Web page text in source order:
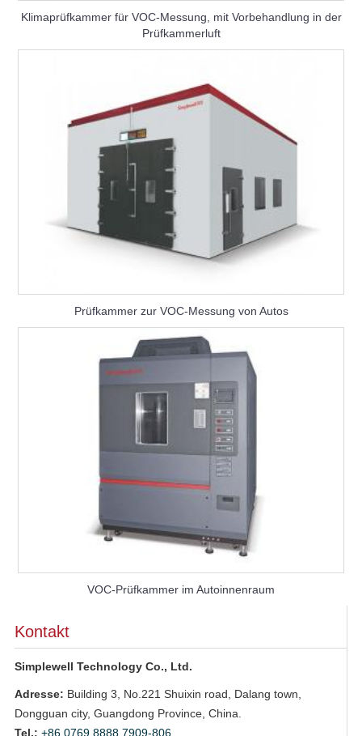
Klimaprüfkammer für VOC-Messung, mit Vorbehandlung in der
Prüfkammerluft
Prüfkammer zur VOC-Messung von Autos
VOC-Prüfkammer im Autoinnenraum
Kontakt
Simplewell Technology Co., Ltd.
Adresse: Building 3, No.221 Shuixin road, Dalang town,
Dongguan city, Guangdong Province, China.
Tel.: +86 0769 8888 7909-806